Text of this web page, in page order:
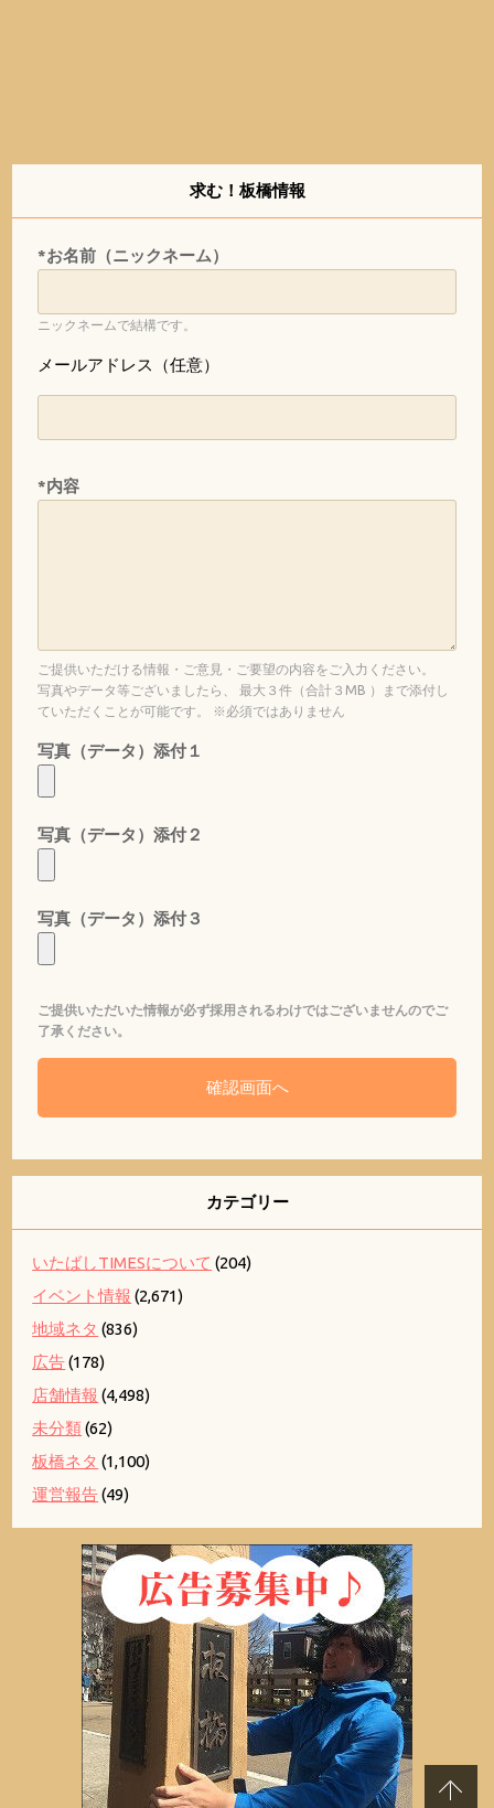
求む！板橋情報
*お名前（ニックネーム）
ニックネームで結構です。
メールアドレス（任意）
*内容
ご提供いただける情報・ご意見・ご要望の内容をご入力ください。
写真やデータ等ございましたら、 最大３件（合計３MB ）まで添付し
ていただくことが可能です。 ※必須ではありません
写真（データ）添付１
写真（データ）添付２
写真（データ）添付３
ご提供いただいた情報が必ず採用されるわけではございませんのでご
了承ください。
カテゴリー
いたばしTIMESについて (204)
イベント情報 (2,671)
地域ネタ (836)
広告(178)
店舗情報 (4,498)
未分類(62)
板橋ネタ (1,100)
運営報告(49)